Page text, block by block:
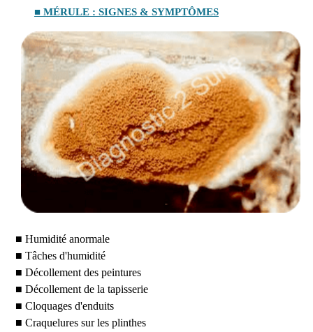
■ MÉRULE : SIGNES & SYMPTÔMES
■ Humidité anormale
■ Tâches d'humidité
■ Décollement des peintures
■ Décollement de la tapisserie
■ Cloquages d'enduits
■ Craquelures sur les plinthes